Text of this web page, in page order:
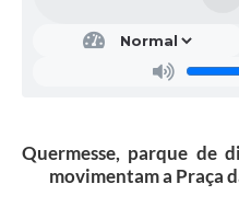
Quermesse, parque de
movimentam a Praça